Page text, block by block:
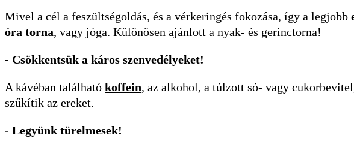
Mivel a cél a feszültségoldás, és a vérkeringés fokozása, így a legjobb
óra torna, vagy jóga. Különösen ajánlott a nyak- és gerinctorna!
- Csökkentsük a káros szenvedélyeket!
A kávéban található koffein, az alkohol, a túlzott só- vagy
szűkítik az ereket.
- Legyünk türelmesek!